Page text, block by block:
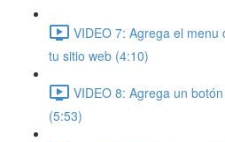
VIDEO 7: Agrega el
tu sitio web (4:10)
VIDEO 8: Agrega un
(5:53)